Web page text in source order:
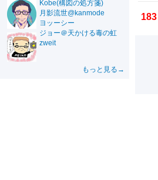
Kobe(構図の処方箋)
月影流世@kanmode
ヨッーシー
ジョー＠天かける毒の虹
zweit
もっと見る→
183